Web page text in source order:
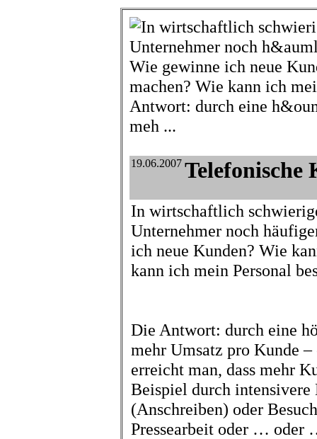
19.06.2007 Telefonische
In wirtschaftlich
Unternehmer noch
ich neue Kunden? Wie
kann ich mein Personal
Die Antwort: durch eine
mehr Umsatz pro Kunde
erreicht man, dass mehr
Beispiel durch
(Anschreiben) oder
Pressearbeit oder …